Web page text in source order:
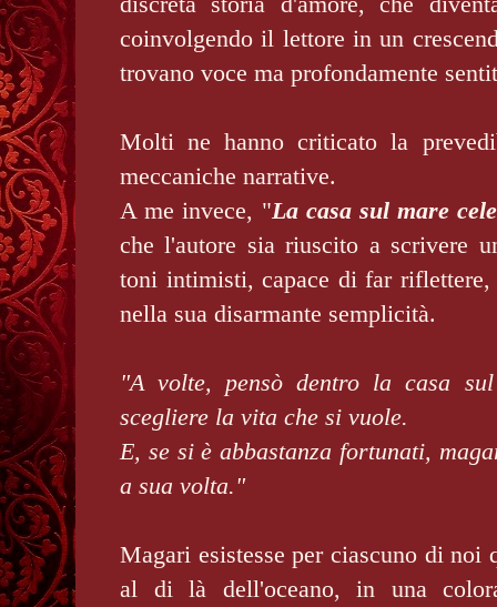
coinvolgendo il lettore in un
trovano voce ma profondamente
Molti ne hanno criticato la
meccaniche narrative.
A me invece, "La casa sul mare
che l'autore sia riuscito a scrivere
toni intimisti, capace di far riflettere,
nella sua disarmante semplicità.
"A volte, pensò dentro la casa
scegliere la vita che si vuole.
E, se si è abbastanza fortunati,
a sua volta."
Magari esistesse per ciascuno di noi
al di là dell'oceano, in una